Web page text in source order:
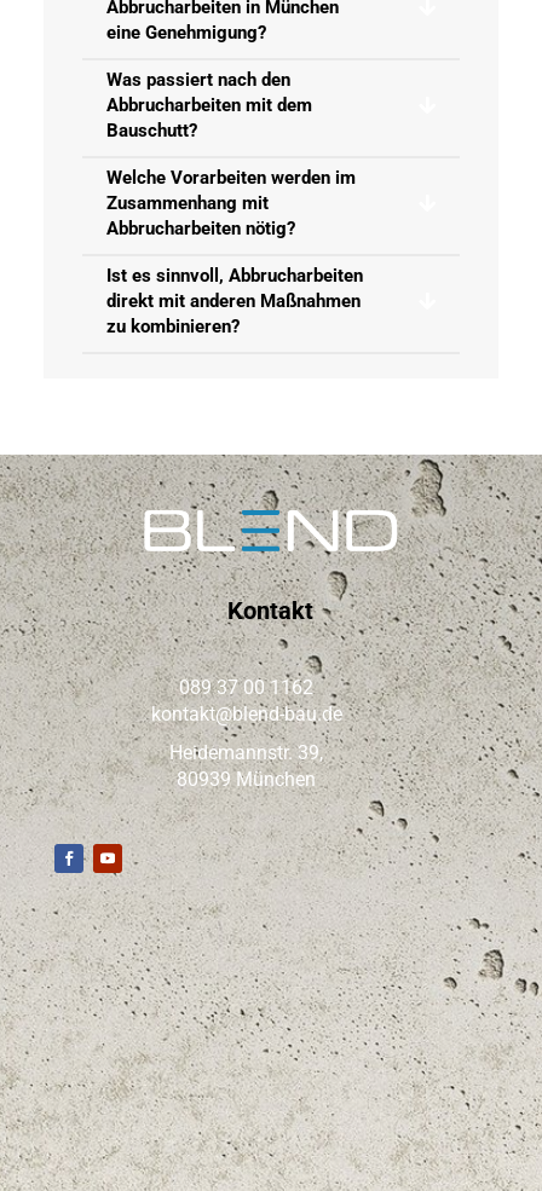
Abbrucharbeiten in München
eine Genehmigung?
Was passiert nach den
Abbrucharbeiten mit dem
Bauschutt?
Welche Vorarbeiten werden im
Zusammenhang mit
Abbrucharbeiten nötig?
Ist es sinnvoll, Abbrucharbeiten
direkt mit anderen Maßnahmen
zu kombinieren?
Kontakt
089 37 00 1162
kontakt@blend-bau.de
Heidemannstr. 39,
80939 München